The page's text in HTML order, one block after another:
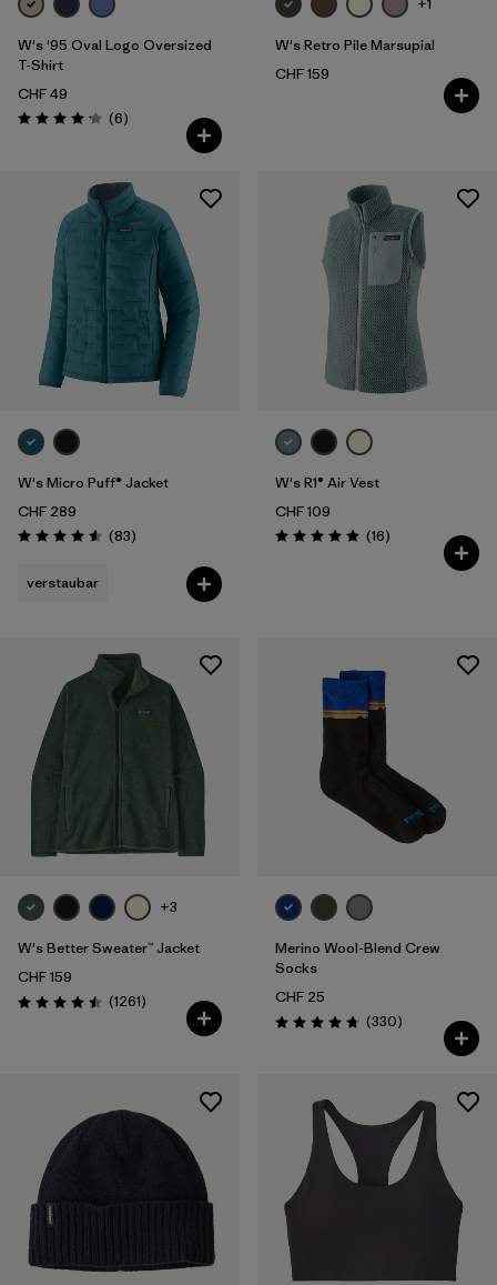
W's '95 Oval Logo Oversized
T-Shirt
CHF 49
Bewertung: 4.2 / 5
(6Rezensionen
)
W's Retro Pile Marsupial
CHF 159
W's Micro Puff® Jacket
CHF 289
Bewertung: 4.6 / 5
(83Rezensionen
)
verstaubar
W's R1® Air Vest
CHF 109
Bewertung: 4.9 / 5
(16Rezensionen
)
+3
W's Better Sweater™ Jacket
CHF 159
Bewertung: 4.5 / 5
(1261Rezensionen
)
Merino Wool-Blend Crew
Socks
CHF 25
Bewertung: 4.7 / 5
(330Rezensionen
)